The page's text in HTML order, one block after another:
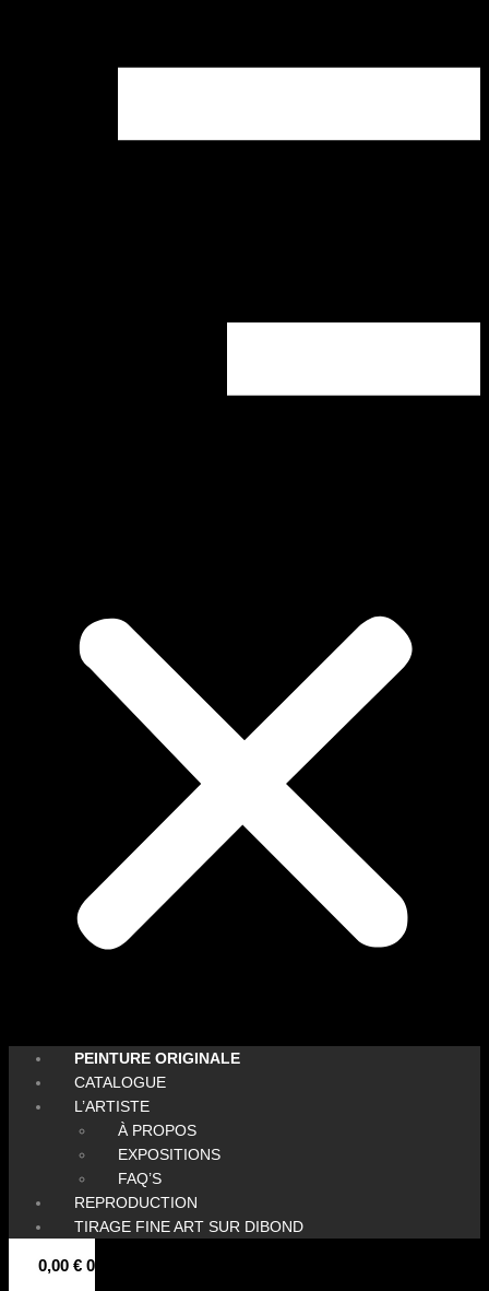
PEINTURE ORIGINALE
CATALOGUE
L’ARTISTE
À PROPOS
EXPOSITIONS
FAQ’S
REPRODUCTION
TIRAGE FINE ART SUR DIBOND
0,00 € 0